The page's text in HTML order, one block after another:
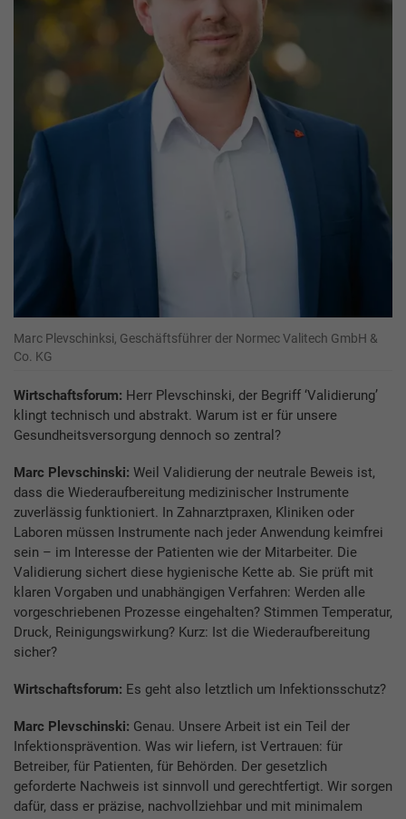
Marc Plevschinksi, Geschäftsführer der Normec Valitech GmbH &
Co. KG
Wirtschaftsforum: Herr Plevschinski, der Begriff ‘Validierung’
klingt technisch und abstrakt. Warum ist er für unsere
Gesundheitsversorgung dennoch so zentral?
Marc Plevschinski: Weil Validierung der neutrale Beweis ist,
dass die Wiederaufbereitung medizinischer Instrumente
zuverlässig funktioniert. In Zahnarztpraxen, Kliniken oder
Laboren müssen Instrumente nach jeder Anwendung keimfrei
sein – im Interesse der Patienten wie der Mitarbeiter. Die
Validierung sichert diese hygienische Kette ab. Sie prüft mit
klaren Vorgaben und unabhängigen Verfahren: Werden alle
vorgeschriebenen Prozesse eingehalten? Stimmen Temperatur,
Druck, Reinigungswirkung? Kurz: Ist die Wiederaufbereitung
sicher?
Wirtschaftsforum: Es geht also letztlich um Infektionsschutz?
Marc Plevschinski: Genau. Unsere Arbeit ist ein Teil der
Infektionsprävention. Was wir liefern, ist Vertrauen: für
Betreiber, für Patienten, für Behörden. Der gesetzlich
geforderte Nachweis ist sinnvoll und gerechtfertigt. Wir sorgen
dafür, dass er präzise, nachvollziehbar und mit minimalem